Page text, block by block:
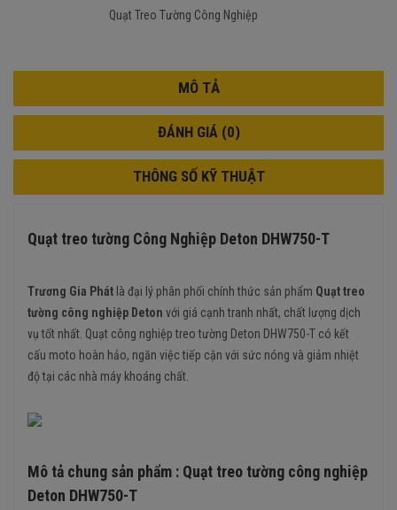
Quạt Treo Tường Công Nghiệp
MÔ TẢ
ĐÁNH GIÁ (0)
THÔNG SỐ KỸ THUẬT
Quạt treo tường Công Nghiệp Deton DHW750-T
Trương Gia Phát là đại lý phân phối chính thức sản phẩm Quạt treo
tường công nghiệp Deton với giá cạnh tranh nhất, chất lượng dịch
vụ tốt nhất. Quạt công nghiệp treo tường Deton DHW750-T có kết
cấu moto hoàn hảo, ngăn việc tiếp cận với sức nóng và giảm nhiệt
độ tại các nhà máy khoáng chất.
Mô tả chung sản phẩm : Quạt treo tường công nghiệp
Deton DHW750-T